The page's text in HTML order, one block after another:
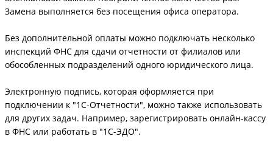
Замена выполняется без посещения офиса оператора.
Без дополнительной оплаты можно подключать несколько
инспекций ФНС для сдачи отчетности от филиалов или
обособленных подразделений одного юридического лица.
Электронную подпись, которая оформляется при
подключении к "1С-Отчетности", можно также использовать
для других задач. Например, зарегистрировать онлайн-кассу
в ФНС или работать в "1С-ЭДО".